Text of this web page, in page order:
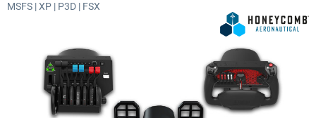
MSFS | XP | P3D | FSX